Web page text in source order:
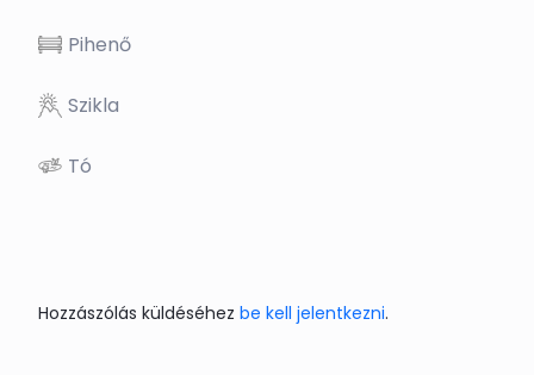
Pihenő
Szikla
Tó
Hozzászólás küldéséhez be kell jelentkezni.